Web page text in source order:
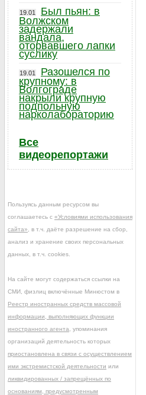
19.01
Был пьян: в
Волжском
задержали
вандала,
оторвавшего лапки
суслику
19.01
Разошелся по
крупному: в
Волгограде
накрыли крупную
подпольную
нарколабораторию
Все
видеорепортажи
Пользуясь данным ресурсом вы
соглашаетесь с «Условиями использования
сайта» , в т.ч. даёте разрешение на сбор,
анализ и хранение своих персональных
данных, в т.ч. cookies.
На сайте могут содержаться ссылки на
СМИ, физлиц включённые Минюстом в
Реестр иностранных средств массовой
информации, выполняющих функции
иностранного агента , упоминания
организаций деятельность которых
приостановлена в связи с осуществлением
ими экстремистской деятельности или
ликвидированных / запрещённых по
основаниям, предусмотренным